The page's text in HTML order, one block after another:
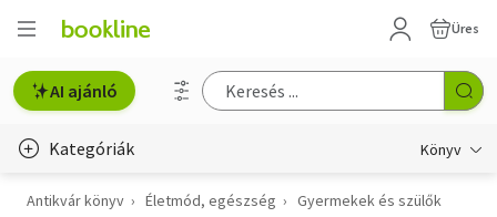
Üres
AI ajánló
Kategóriák Könyv
Életmód, egészség
Antikvár könyv Életmód, egészség
Gyermekek és szülők